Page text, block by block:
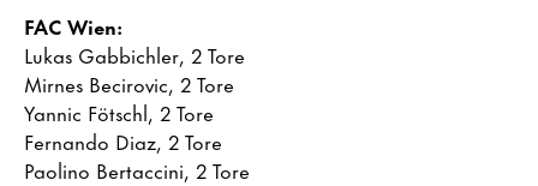
FAC Wien:
Lukas Gabbichler, 2 Tore
Mirnes Becirovic, 2 Tore
Yannic Fötschl, 2 Tore
Fernando Diaz, 2 Tore
Paolino Bertaccini, 2 Tore